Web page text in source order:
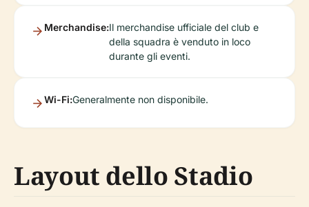
Merchandise:Il merchandise ufficiale del club e
della squadra è venduto in loco
durante gli eventi.
Wi-Fi:Generalmente non disponibile.
Layout dello Stadio